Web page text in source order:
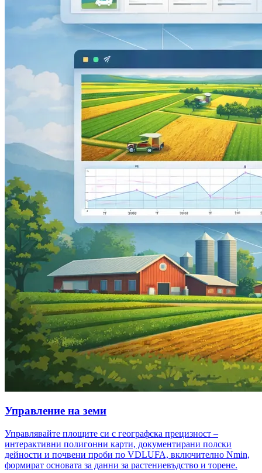
Управление на земи
Управлявайте площите си с географска прецизност –
интерактивни полигонни карти, документирани полски
дейности и почвени проби по VDLUFA, включително Nmin,
формират основата за данни за растениевъдство и торене.